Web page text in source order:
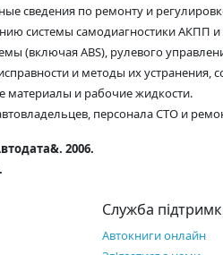
сведения по ремонту и
системы самодиагностики АКПП
(включая ABS), рулевого
и методы их устранения,
материалы и рабочие жидкости.
персонала СТО и
2006.
Служба
Автокниги онлайн